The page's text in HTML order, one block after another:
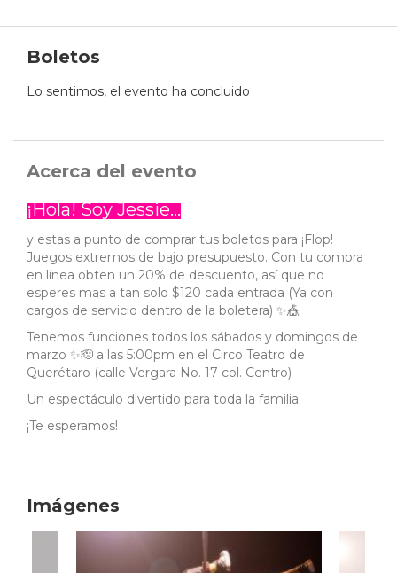
Boletos
Lo sentimos, el evento ha concluido
Acerca del evento
¡Hola! Soy Jessie...
y estas a punto de comprar tus boletos para ¡Flop!
Juegos extremos de bajo presupuesto. Con tu compra
en línea obten un 20% de descuento, así que no
esperes mas a tan solo $120 cada entrada (Ya con
cargos de servicio dentro de la boletera) ✨️🎪
Tenemos funciones todos los sábados y domingos de
marzo ✨️🫡 a las 5:00pm en el Circo Teatro de
Querétaro (calle Vergara No. 17 col. Centro)
Un espectáculo divertido para toda la familia.
¡Te esperamos!
Imágenes